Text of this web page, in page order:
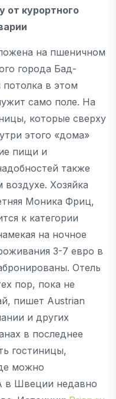
от курортного
на пшеничном
города Бад-
в этом
само поле. На
которые сверху
этого «дома»
пищи и
также
Хозяйка
Моника Фриц,
к категории
на ночное
3-7 евро в
Отель
пор, пока не
пишет Austrian
и других
в последнее
гостиницы,
можно
в Швеции недавно